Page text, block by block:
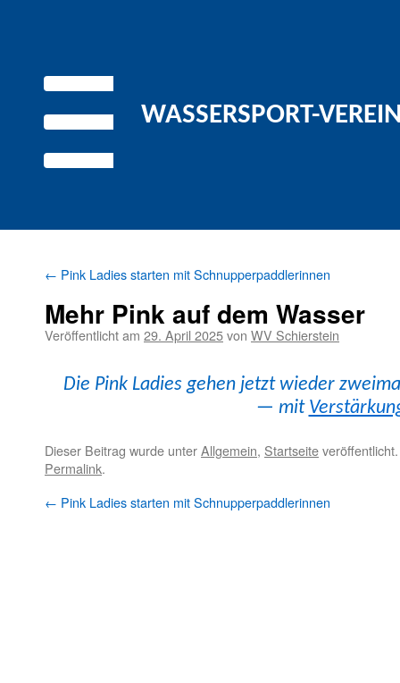
WASSERSPORT-
← Pink Ladies starten mit Schnupperpaddlerinnen
Mehr Pink auf dem Wasser
Veröffentlicht am 29. April 2025von WV Schierstein
Die Pink Ladies gehen jet­zt wieder
— mit
Dieser Beitrag wurde unterAllgemein, Startseite
Permalink.
← Pink Ladies starten mit Schnupperpaddlerinnen